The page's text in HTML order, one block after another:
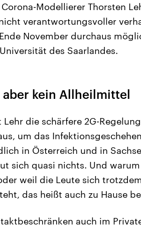
Modellierer Thorsten
verantwortungsvoller
November durchaus
des Saarlandes.
aber kein Allheilmittel
die schärfere 2G-
um das
in Österreich und in
sich quasi nichts. Und
weil die Leute sich
das heißt auch zu Hause
auch im